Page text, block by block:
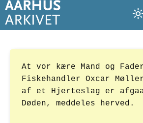
At vor kære Mand og
Fiskehandler Oxcar
af et Hjerteslag er
Døden, meddeles herved.